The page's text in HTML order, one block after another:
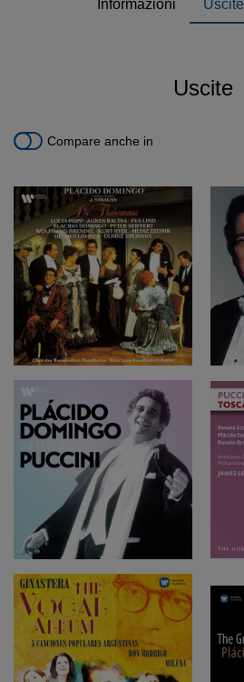
Informazioni Uscite
Uscite
Compare anche in